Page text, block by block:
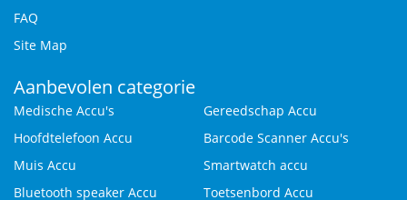
FAQ
Site Map
Aanbevolen categorie
Medische Accu's
Gereedschap Accu
Hoofdtelefoon Accu
Barcode Scanner Accu's
Muis Accu
Smartwatch accu
Bluetooth speaker Accu
Toetsenbord Accu